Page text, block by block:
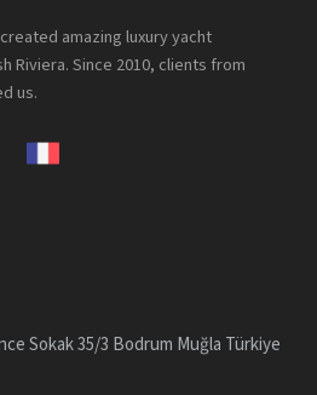
amazing luxury yacht
Riviera. Since 2010, clients from
us.
Sokak 35/3 Bodrum Muğla Türkiye